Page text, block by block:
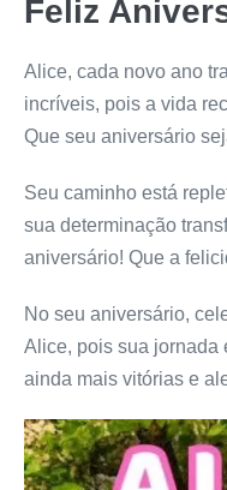
Feliz
Alice, cada novo ano
incríveis, pois a vida
Que seu aniversário
Seu caminho está
sua determinação
aniversário! Que a
No seu aniversário,
Alice, pois sua jornada
ainda mais vitórias e